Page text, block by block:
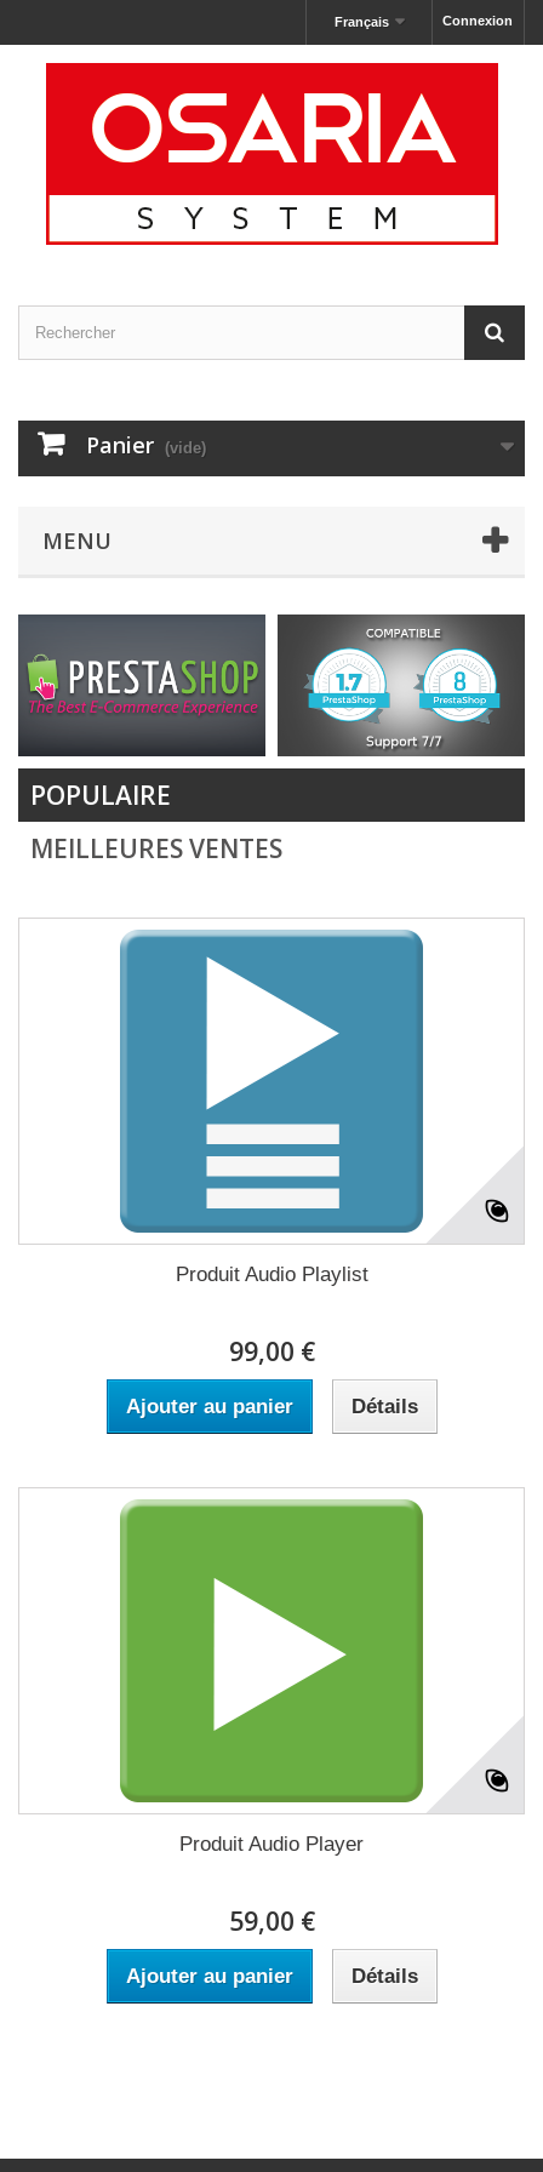
Connexion
Français
Panier (vide)
MENU
POPULAIRE
MEILLEURES VENTES
Produit Audio Playlist
99,00 €
Ajouter au panier Détails
Produit Audio Player
59,00 €
Ajouter au panier Détails